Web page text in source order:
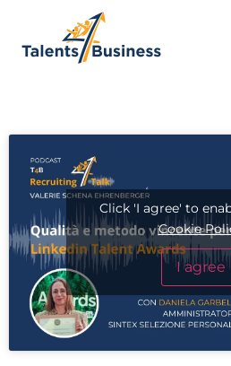
Click 'I agree' to
Cookie
I agree